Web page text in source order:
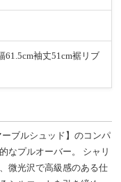
61.5cm袖丈51cm裾リブ
ーブルシュッド】のコンパ
なプルオーバー。 シャリ
微光沢で高級感のある仕